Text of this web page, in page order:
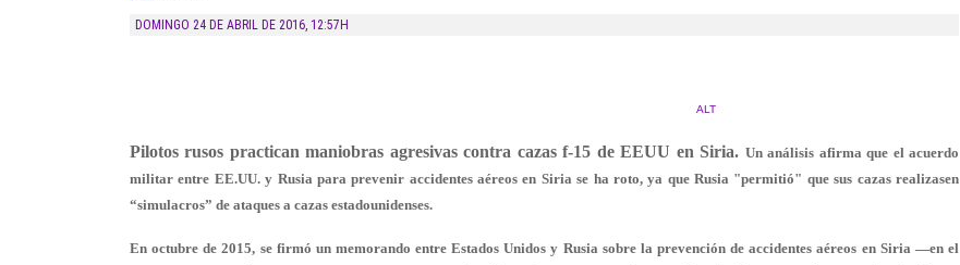
DOMINGO 24 DE ABRIL DE 2016, 12:57H
ALT
Pilotos rusos practican maniobras agresivas contra cazas f-15 de EEUU en Siria. Un análisis afirma que el acuerdo
militar entre EE.UU. y Rusia para prevenir accidentes aéreos en Siria se ha roto, ya que Rusia "permitió" que sus cazas realizasen
“simulacros” de ataques a cazas estadounidenses.
En octubre de 2015, se firmó un memorando entre Estados Unidos y Rusia sobre la prevención de accidentes aéreos en Siria —en el